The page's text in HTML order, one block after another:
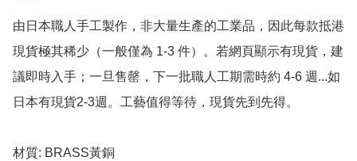
由日本職人手工製作，非大量生產的工業品，因此每款抵港
現貨極其稀少（一般僅為 1-3 件）。若網頁顯示有現貨，建
議即時入手；一旦售罄，下一批職人工期需時約 4-6 週...如
日本有現貨2-3週。工藝值得等待，現貨先到先得。
材質: BRASS黃銅